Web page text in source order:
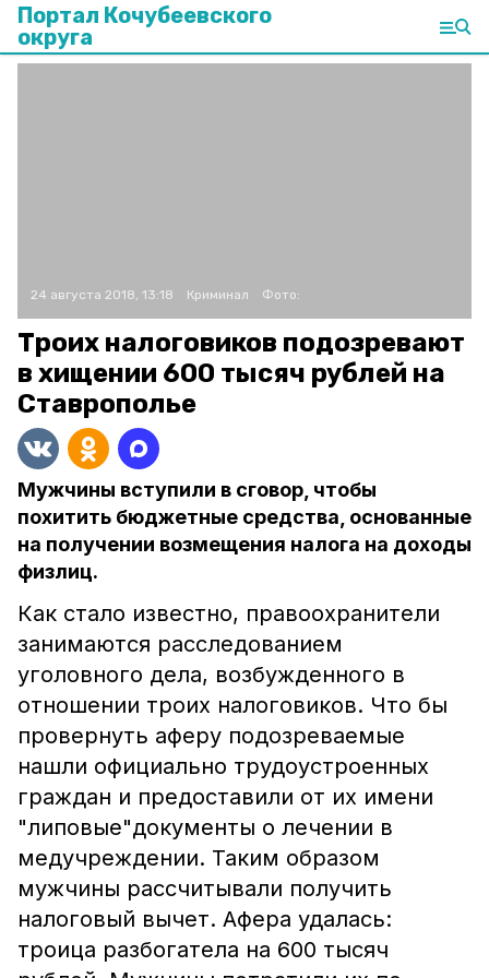
Портал Кочубеевского
округа
24 августа 2018, 13:18 Криминал Фото:
Троих налоговиков подозревают
в хищении 600 тысяч рублей на
Ставрополье
Мужчины вступили в сговор, чтобы
похитить бюджетные средства, основанные
на получении возмещения налога на доходы
физлиц.
Как стало известно, правоохранители
занимаются расследованием
уголовного дела, возбужденного в
отношении троих налоговиков. Что бы
провернуть аферу подозреваемые
нашли официально трудоустроенных
граждан и предоставили от их имени
"липовые"документы о лечении в
медучреждении. Таким образом
мужчины рассчитывали получить
налоговый вычет. Афера удалась:
троица разбогатела на 600 тысяч